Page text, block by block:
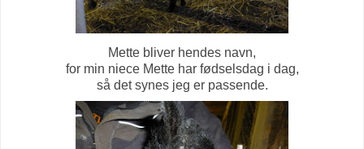
Mette bliver hendes navn,
for min niece Mette har fødselsdag i dag,
så det synes jeg er passende.